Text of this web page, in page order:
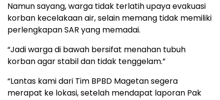
Namun sayang, warga tidak terlatih upaya evakuasi
korban kecelakaan air, selain memang tidak memiliki
perlengkapan SAR yang memadai.
“Jadi warga di bawah bersifat menahan tubuh
korban agar stabil dan tidak tenggelam.”
“Lantas kami dari Tim BPBD Magetan segera
merapat ke lokasi, setelah mendapat laporan Pak